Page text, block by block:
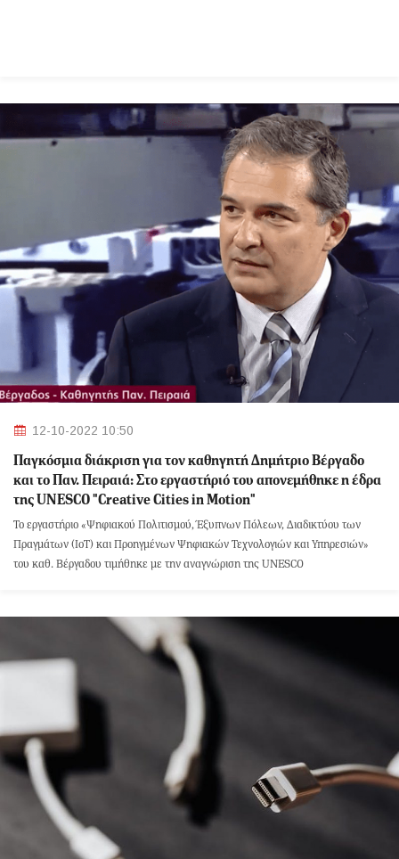
12-10-2022 10:50
Παγκόσμια διάκριση για τον καθηγητή Δημήτριο Βέργαδο
και το Παν. Πειραιά: Στο εργαστήριό του απονεμήθηκε η έδρα
της UNESCO "Creative Cities in Motion"
Το εργαστήριο «Ψηφιακού Πολιτισμού, Έξυπνων Πόλεων, Διαδικτύου των
Πραγμάτων (IoT) και Προηγμένων Ψηφιακών Τεχνολογιών και Υπηρεσιών»
του καθ. Βέργαδου τιμήθηκε με την αναγνώριση της UNESCO